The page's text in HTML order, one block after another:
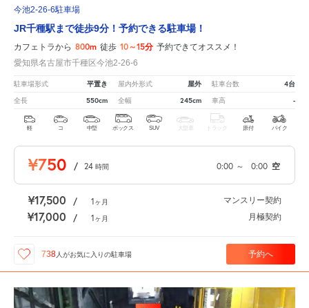
今池2-26-6駐車場
JR千種駅まで徒歩9分！予約できる駐車場！
カフェトラから 800m 徒歩 10～15分 予約できてオススメ！
愛知県名古屋市千種区今池2-26-6
駐車場形式 平置き 屋内外形式 屋外 駐車台数 4台
全長 550cm 全幅 245cm 車高 -
軽 コ 中型 ボックス SUV 大型車 トラック 原付 バイク
¥750 / 24 時間 0:00 ～ 0:00 空
¥17,500 / 1ヶ月 マンスリー契約
¥17,000 / 1ヶ月 月極契約
738 人がお気に入りの駐車場 予約へ